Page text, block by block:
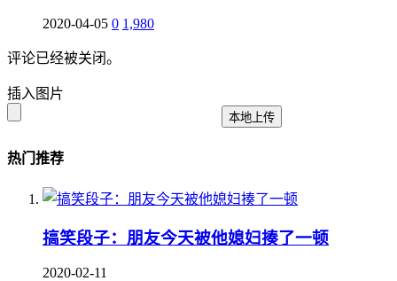
2020-04-05 0 1,980
评论已经被关闭。
插入图片
本地上传
热门推荐
搞笑段子：朋友今天被他媳妇揍了一顿
2020-02-11